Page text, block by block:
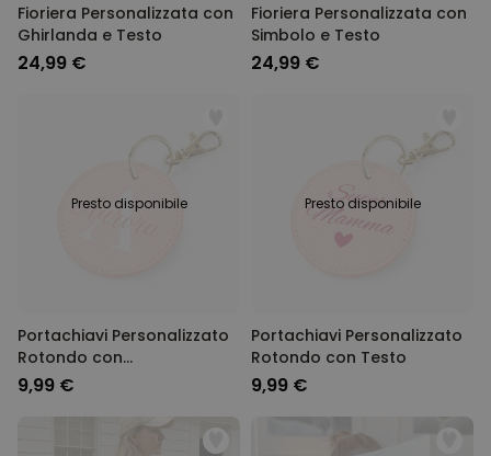
Fioriera Personalizzata con
Ghirlanda e Testo
24,99 €
Fioriera Personalizzata con
Simbolo e Testo
24,99 €
Presto disponibile
Portachiavi Personalizzato
Rotondo con
Monogramma
9,99 €
Presto disponibile
Portachiavi Personalizzato
Rotondo con Testo
9,99 €